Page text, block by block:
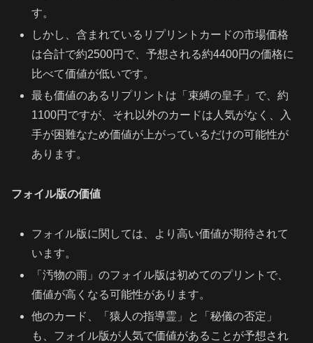
す。
しかし、含まれているリプリントカードの市場価格
は合計で約2500円で、予想される約4400円の価格に
比べて価値が低いです。
最も価値のあるリプリントは「束縛の皇子」で、約
1100円ですが、それ以外のカードは人気がなく、入
手が困難なため価値が上がっているだけの可能性が
あります。
フォイル版の価値
フォイル版に関しては、より高い価値が期待されて
います。
「汚物の雨」のフォイル版は初めてのプリントで、
価値が高くなる可能性があります。
他のカード、「猿人の指導霊」と「秘儀の否定」
も、フォイル版が人気で価値があることが予想され